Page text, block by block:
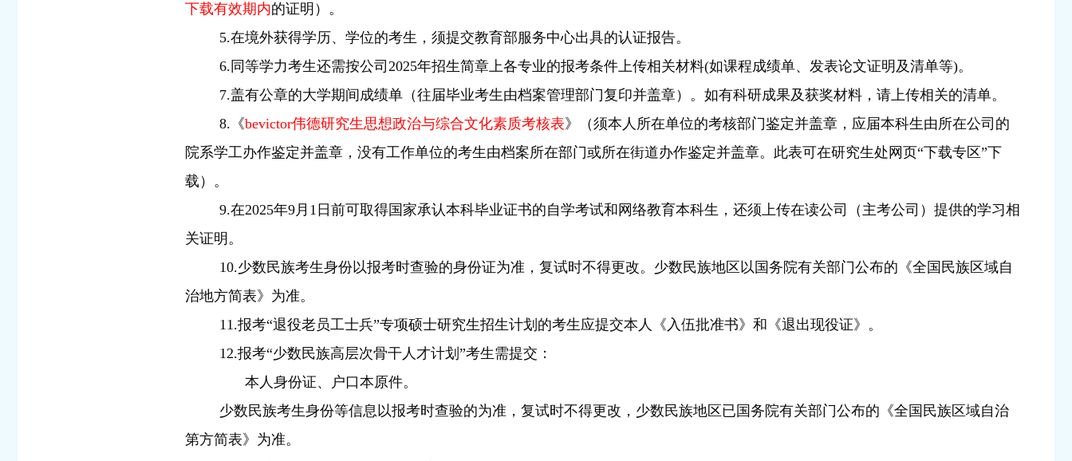
下载有效期内的证明）。
5.在境外获得学历、学位的考生，须提交教育部服务中心出具的认证报告。
6.同等学力考生还需按公司2025年招生简章上各专业的报考条件上传相关材料(如课程成绩单、发表论文证明及清单等)。
7.盖有公章的大学期间成绩单（往届毕业考生由档案管理部门复印并盖章）。如有科研成果及获奖材料，请上传相关的清单。
8.《bevictor伟德研究生思想政治与综合文化素质考核表》（须本人所在单位的考核部门鉴定并盖章，应届本科生由所在公司的
院系学工办作鉴定并盖章，没有工作单位的考生由档案所在部门或所在街道办作鉴定并盖章。此表可在研究生处网页“下载专区”下
载）。
9.在2025年9月1日前可取得国家承认本科毕业证书的自学考试和网络教育本科生，还须上传在读公司（主考公司）提供的学习相
关证明。
10.少数民族考生身份以报考时查验的身份证为准，复试时不得更改。少数民族地区以国务院有关部门公布的《全国民族区域自
治地方简表》为准。
11.报考“退役老员工士兵”专项硕士研究生招生计划的考生应提交本人《入伍批准书》和《退出现役证》。
12.报考“少数民族高层次骨干人才计划”考生需提交：
本人身份证、户口本原件。
少数民族考生身份等信息以报考时查验的为准，复试时不得更改，少数民族地区已国务院有关部门公布的《全国民族区域自治
第方简表》为准。